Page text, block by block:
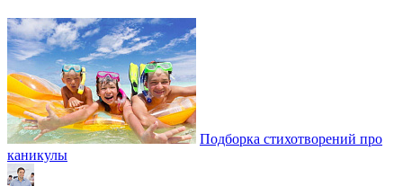
Подборка стихотворений про
каникулы